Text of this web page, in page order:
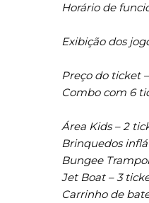
Horário de
Exibição dos
Preço do ticket
Combo com 6
Área Kids – 2
Brinquedos
Bungee
Jet Boat – 3
Carrinho de